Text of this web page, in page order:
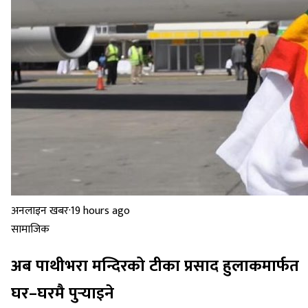
अनलाइन खबर·19 hours ago
सामाजिक
अब पाथीभरा मन्दिरको टीका प्रसाद हुलाकमार्फत
घर–घरमै पुर्‍याइने